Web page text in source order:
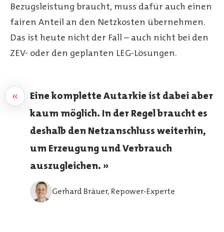
Bezugsleistung braucht, muss dafür auch einen
fairen Anteil an den Netzkosten übernehmen.
Das ist heute nicht der Fall – auch nicht bei den
ZEV- oder den geplanten LEG-Lösungen.
Eine komplette Autarkie ist dabei aber
kaum möglich. In der Regel braucht es
deshalb den Netzanschluss weiterhin,
um Erzeugung und Verbrauch
auszugleichen.
Gerhard Bräuer, Repower-Experte
«